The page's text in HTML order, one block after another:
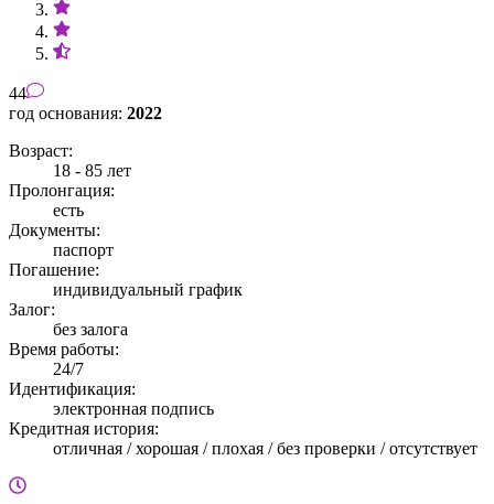
44
год основания: 2022
Возраст:
18 - 85 лет
Пролонгация:
есть
Документы:
паспорт
Погашение:
индивидуальный график
Залог:
без залога
Время работы:
24/7
Идентификация:
электронная подпись
Кредитная история:
отличная / хорошая / плохая / без проверки / отсутствует